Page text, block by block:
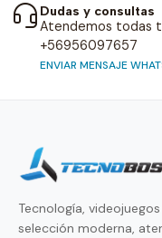
Dudas y consultas
Atendemos todas
+56956097657
ENVIAR MENSAJE
Tecnología,
selección moderna,